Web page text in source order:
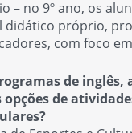
– no 9º ano, os
didático próprio,
com foco
de inglês,
de